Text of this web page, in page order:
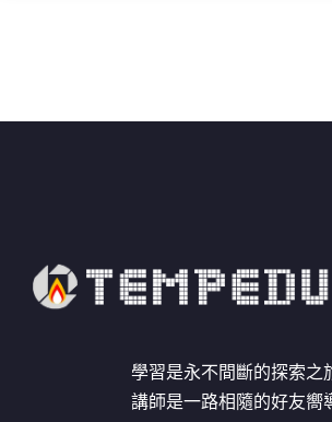
學習是永不間斷的探索之
講師是一路相隨的好友嚮